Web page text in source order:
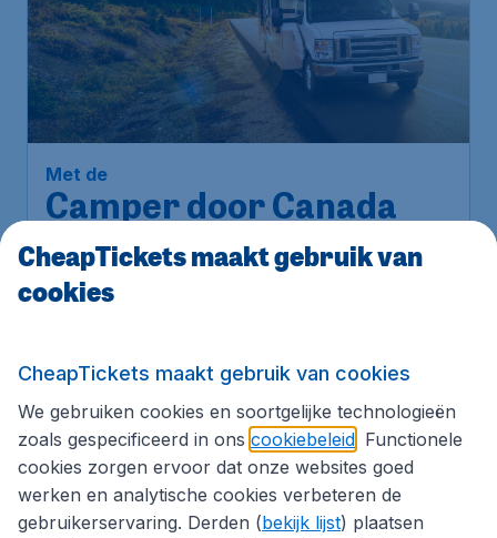
Met de
Camper door Canada
CheapTickets maakt gebruik van
cookies
CheapTickets maakt gebruik van cookies
We gebruiken cookies en soortgelijke technologieën
zoals gespecificeerd in ons cookiebeleid . Functionele
cookies zorgen ervoor dat onze websites goed
werken en analytische cookies verbeteren de
gebruikerservaring. Derden (bekijk lijst) plaatsen